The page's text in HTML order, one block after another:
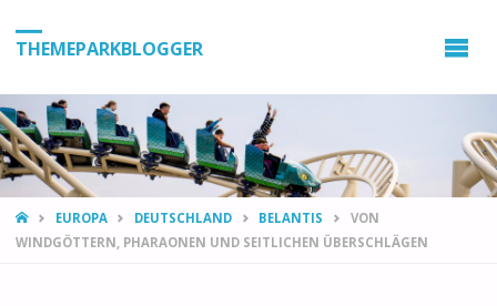
THEMEPARKBLOGGER
HOMEEUROPA DEUTSCHLAND BELANTIS
VON
WINDGÖTTERN, PHARAONEN UND SEITLICHEN ÜBERSCHLÄGEN